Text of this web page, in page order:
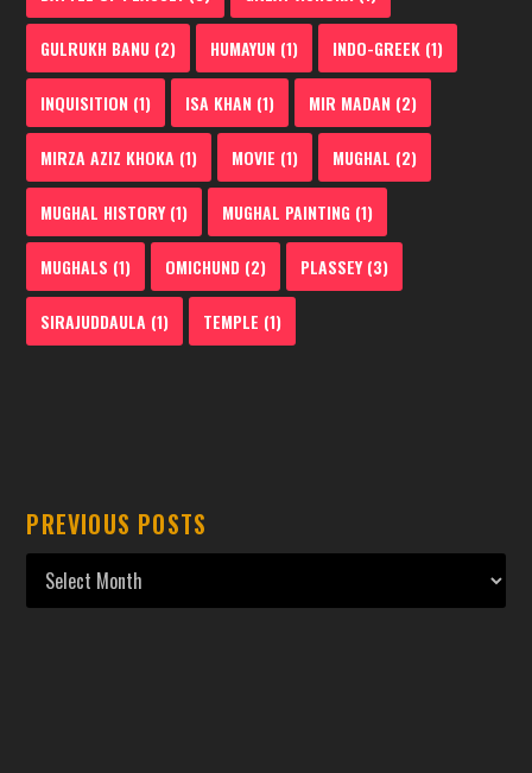
GULRUKH BANU (2) HUMAYUN (1) INDO-GREEK (1)
INQUISITION (1) ISA KHAN (1) MIR MADAN (2)
MIRZA AZIZ KHOKA (1) MOVIE (1) MUGHAL (2)
MUGHAL HISTORY(1) MUGHAL PAINTING (1)
MUGHALS (1) OMICHUND (2) PLASSEY(3)
SIRAJUDDAULA (1) TEMPLE (1)
PREVIOUS POSTS